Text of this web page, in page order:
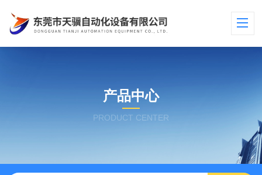
产品中心
PRODUCT CENTER